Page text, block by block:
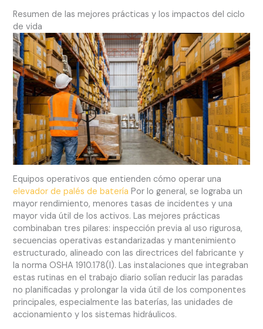
Resumen de las mejores prácticas y los impactos del ciclo
de vida
Equipos operativos que entienden cómo operar una
elevador de palés de batería Por lo general, se lograba un
mayor rendimiento, menores tasas de incidentes y una
mayor vida útil de los activos. Las mejores prácticas
combinaban tres pilares: inspección previa al uso rigurosa,
secuencias operativas estandarizadas y mantenimiento
estructurado, alineado con las directrices del fabricante y
la norma OSHA 1910.178(l). Las instalaciones que integraban
estas rutinas en el trabajo diario solían reducir las paradas
no planificadas y prolongar la vida útil de los componentes
principales, especialmente las baterías, las unidades de
accionamiento y los sistemas hidráulicos.